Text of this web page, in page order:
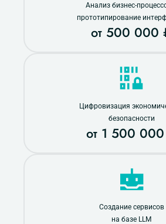
Анализ бизнес-
прототипирование
от 500 000
Цифровизация
безопасности
от 1 500
Создание сервисов
на базе LLM